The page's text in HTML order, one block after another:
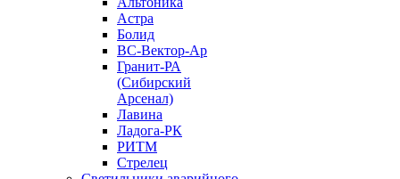
Астра
Болид
ВС-Вектор-Ар
Гранит-РА
(Сибирский
Арсенал)
Лавина
Ладога-РК
РИТМ
Стрелец